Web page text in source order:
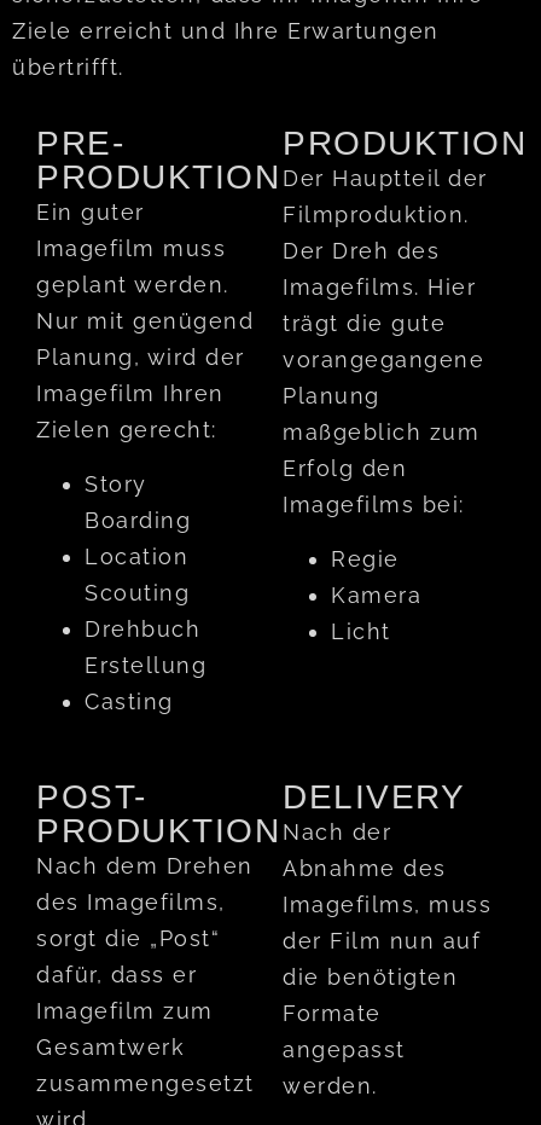
Ziele erreicht und Ihre Erwartungen
übertrifft.
PRE-
PRODUKTION
Ein guter
Imagefilm muss
geplant werden.
Nur mit genügend
Planung, wird der
Imagefilm Ihren
Zielen gerecht:
Story
Boarding
Location
Scouting
Drehbuch
Erstellung
Casting
PRODUKTION
Der Hauptteil der
Filmproduktion.
Der Dreh des
Imagefilms. Hier
trägt die gute
vorangegangene
Planung
maßgeblich zum
Erfolg den
Imagefilms bei:
Regie
Kamera
Licht
POST-
PRODUKTION
Nach dem Drehen
des Imagefilms,
sorgt die „Post“
dafür, dass er
Imagefilm zum
Gesamtwerk
zusammengesetzt
wird.
DELIVERY
Nach der
Abnahme des
Imagefilms, muss
der Film nun auf
die benötigten
Formate
angepasst
werden.